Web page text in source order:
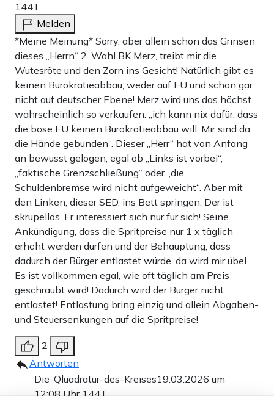
144T
Melden
*Meine Meinung* Sorry, aber allein schon das Grinsen
dieses „Herrn“ 2. Wahl BK Merz, treibt mir die
Wutesröte und den Zorn ins Gesicht! Natürlich gibt es
keinen Bürokratieabbau, weder auf EU und schon gar
nicht auf deutscher Ebene! Merz wird uns das höchst
wahrscheinlich so verkaufen: „ich kann nix dafür, dass
die böse EU keinen Bürokratieabbau will. Mir sind da
die Hände gebunden“. Dieser „Herr“ hat von Anfang
an bewusst gelogen, egal ob „Links ist vorbei“,
„faktische Grenzschließung“ oder „die
Schuldenbremse wird nicht aufgeweicht“. Aber mit
den Linken, dieser SED, ins Bett springen. Der ist
skrupellos. Er interessiert sich nur für sich! Seine
Ankündigung, dass die Spritpreise nur 1 x täglich
erhöht werden dürfen und der Behauptung, dass
dadurch der Bürger entlastet würde, da wird mir übel.
Es ist vollkommen egal, wie oft täglich am Preis
geschraubt wird! Dadurch wird der Bürger nicht
entlastet! Entlastung bring einzig und allein Abgaben-
und Steuersenkungen auf die Spritpreise!
2
Antworten
Die-Qluadratur-des-Kreises19.03.2026 um